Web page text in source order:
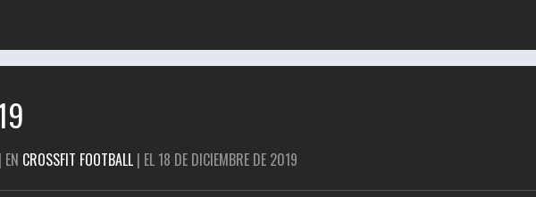
CROSSFIT FOOTBALL | EL 18 DE DICIEMBRE DE 2019